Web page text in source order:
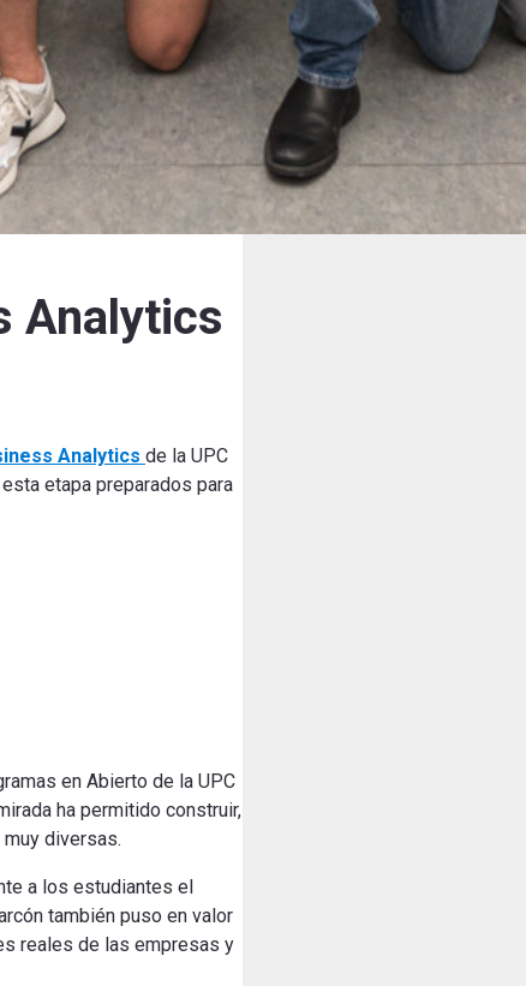
Analytics
Analytics de la UPC
etapa preparados para
en Abierto de la UPC
ha permitido construir,
diversas.
a los estudiantes el
también puso en valor
reales de las empresas y